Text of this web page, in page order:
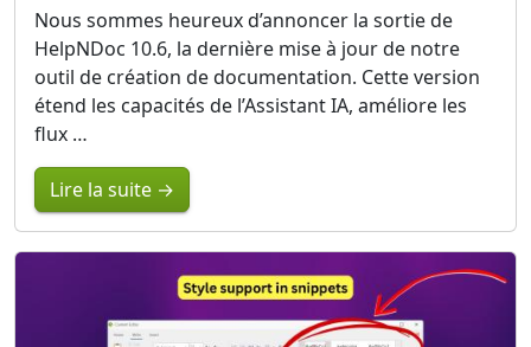
Nous sommes heureux d’annoncer la sortie de
HelpNDoc 10.6, la dernière mise à jour de notre
outil de création de documentation. Cette version
étend les capacités de l’Assistant IA, améliore les
flux …
Lire la suite →